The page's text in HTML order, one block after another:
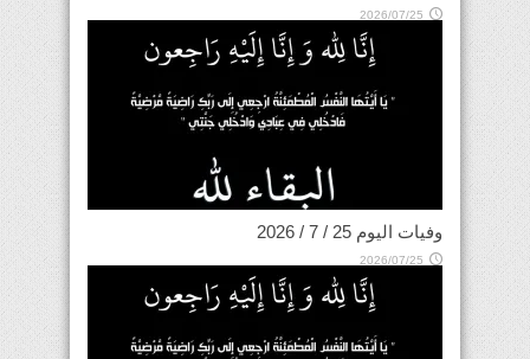
2026/07/25
وفيات اليوم 25 / 7 / 2026
2026/07/25